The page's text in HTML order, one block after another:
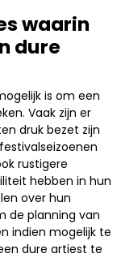
waarin
dure
is om een
Vaak zijn er
druk bezet zijn
rustigere
hebben in hun
over hun
de planning van
indien mogelijk te
dure artiest te